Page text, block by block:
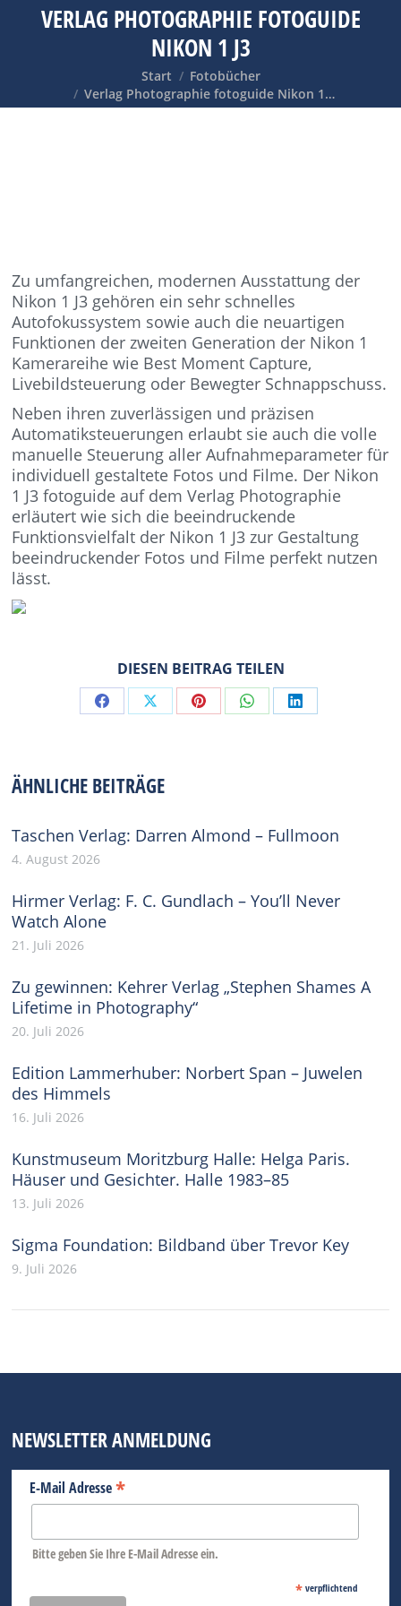
VERLAG PHOTOGRAPHIE FOTOGUIDE
NIKON 1 J3
Sie befinden sich hier:
Start
Fotobücher
Verlag Photographie fotoguide Nikon 1…
Zu umfangreichen, modernen Ausstattung der
Nikon 1 J3 gehören ein sehr schnelles
Autofokussystem sowie auch die neuartigen
Funktionen der zweiten Generation der Nikon 1
Kamerareihe wie Best Moment Capture,
Livebildsteuerung oder Bewegter Schnappschuss.
Neben ihren zuverlässigen und präzisen
Automatiksteuerungen erlaubt sie auch die volle
manuelle Steuerung aller Aufnahmeparameter für
individuell gestaltete Fotos und Filme. Der Nikon
1 J3 fotoguide auf dem Verlag Photographie
erläutert wie sich die beeindruckende
Funktionsvielfalt der Nikon 1 J3 zur Gestaltung
beeindruckender Fotos und Filme perfekt nutzen
lässt.
DIESEN BEITRAG TEILEN
Share Share Share Share Share
ÄHNLICHE BEITRÄGE
Taschen Verlag: Darren Almond – Fullmoon
4. August 2026
Hirmer Verlag: F. C. Gundlach – You’ll Never
Watch Alone
21. Juli 2026
Zu gewinnen: Kehrer Verlag „Stephen Shames A
Lifetime in Photography“
20. Juli 2026
Edition Lammerhuber: Norbert Span – Juwelen
des Himmels
16. Juli 2026
Kunstmuseum Moritzburg Halle: Helga Paris.
Häuser und Gesichter. Halle 1983–85
13. Juli 2026
Sigma Foundation: Bildband über Trevor Key
9. Juli 2026
NEWSLETTER ANMELDUNG
E-Mail Adresse*
Bitte geben Sie Ihre E-Mail Adresse ein.
* verpflichtend